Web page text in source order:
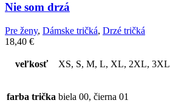
Nie som drzá
Pre ženy, Dámske tričká, Drzé tričká
18,40 €
veľkosť XS, S, M, L, XL, 2XL, 3XL
farba trička biela 00, čierna 01